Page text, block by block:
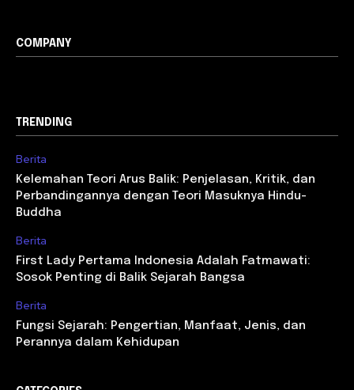
COMPANY
TRENDING
Berita
Kelemahan Teori Arus Balik: Penjelasan, Kritik, dan
Perbandingannya dengan Teori Masuknya Hindu-
Buddha
Berita
First Lady Pertama Indonesia Adalah Fatmawati:
Sosok Penting di Balik Sejarah Bangsa
Berita
Fungsi Sejarah: Pengertian, Manfaat, Jenis, dan
Perannya dalam Kehidupan